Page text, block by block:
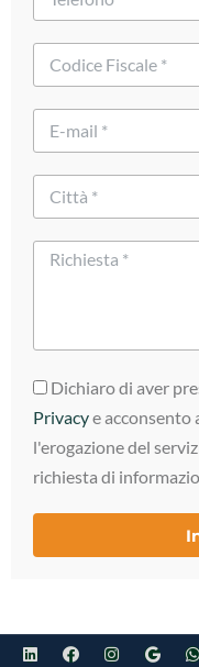
Dichiaro di aver
Privacye
l'erogazione del
richiesta di